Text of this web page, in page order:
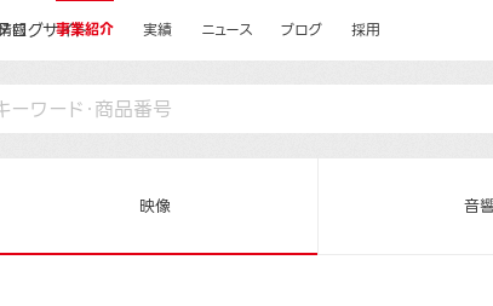
ログサイト
報 事業紹介 実績 ニュース ブログ 採用
映像 音